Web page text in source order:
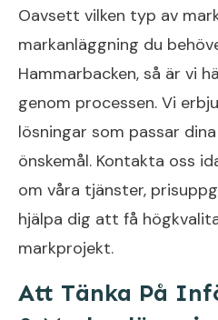
Oavsett vilken typ av
markanläggning du
Hammarbacken, så är vi
genom processen. Vi
lösningar som passar
önskemål. Kontakta oss
om våra tjänster,
hjälpa dig att få
markprojekt.
Att Tänka På